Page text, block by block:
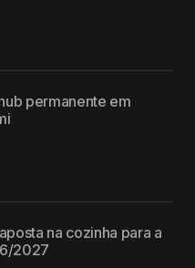
permanente em
na cozinha para a
2027